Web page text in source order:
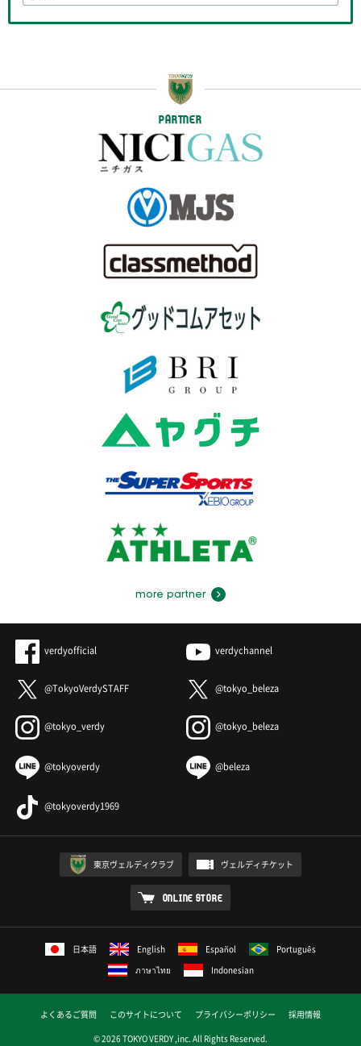
PARTNER
more partner
verdyofficial verdychannel
@TokyoVerdySTAFF @tokyo_beleza
@tokyo_verdy @tokyo_beleza
@tokyoverdy @beleza
@tokyoverdy1969
東京ヴェルディクラブ ヴェルディチケット
ONLINE STORE
日本語 English Español
Português
ภาษาไทย
Indonesian
よくあるご質問 このサイトについて プライバシーポリシー
採用情報
© 2026 TOKYO VERDY ,inc. All Rights Reserved.